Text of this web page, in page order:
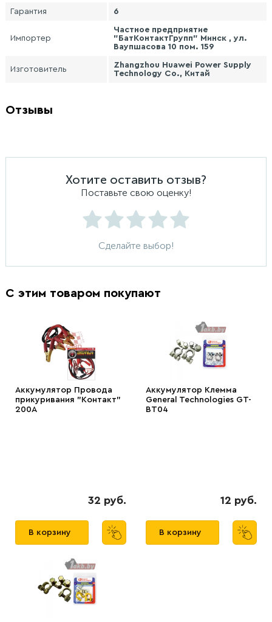
Гарантия 6
Импортер
Частное предприятие
"БатКонтактГрупп" Минск , ул.
Ваупшасова 10 пом. 159
Изготовитель
Zhangzhou Huawei Power Supply
Technology Co., Китай
Отзывы
Хотите оставить отзыв?
Поставьте свою оценку!
Сделайте выбор!
С этим товаром покупают
Аккумулятор Провода
прикуривания "Контакт"
200А
32 руб.
В корзину
Аккумулятор Клемма
General Technologies GT-
BT04
12 руб.
В корзину